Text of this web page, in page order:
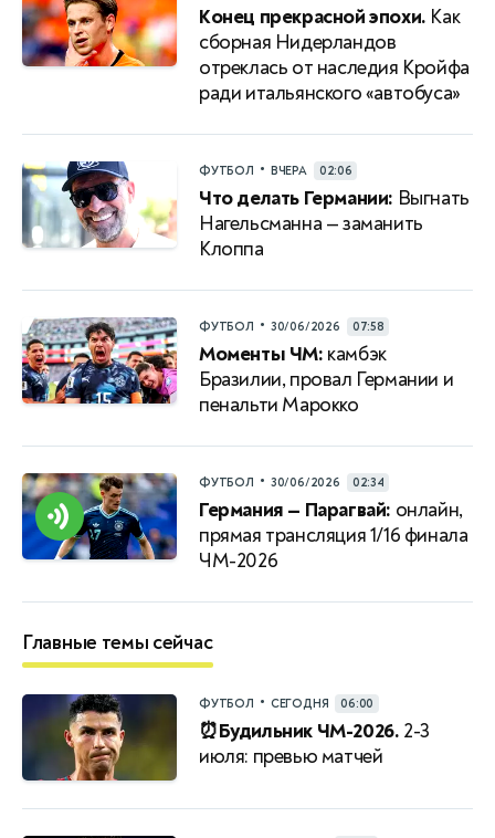
Конец прекрасной эпохи. Как
сборная Нидерландов
отреклась от наследия Кройфа
ради итальянского «автобуса»
ФУТБОЛ • ВЧЕРА 02:06
Что делать Германии: Выгнать
Нагельсманна — заманить
Клоппа
ФУТБОЛ • 30/06/2026 07:58
Моменты ЧМ: камбэк
Бразилии, провал Германии и
пенальти Марокко
ФУТБОЛ • 30/06/2026 02:34
Германия — Парагвай: онлайн,
прямая трансляция 1/16 финала
ЧМ-2026
Главные темы сейчас
ФУТБОЛ • СЕГОДНЯ 06:00
⏰Будильник ЧМ-2026. 2-3
июля: превью матчей